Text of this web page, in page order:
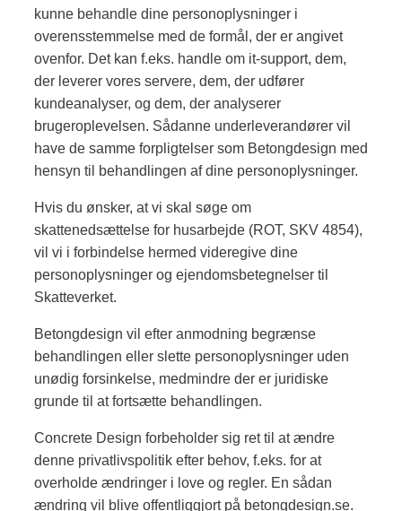
kunne behandle dine personoplysninger i
overensstemmelse med de formål, der er angivet
ovenfor. Det kan f.eks. handle om it-support, dem,
der leverer vores servere, dem, der udfører
kundeanalyser, og dem, der analyserer
brugeroplevelsen. Sådanne underleverandører vil
have de samme forpligtelser som Betongdesign med
hensyn til behandlingen af dine personoplysninger.
Hvis du ønsker, at vi skal søge om
skattenedsættelse for husarbejde (ROT, SKV 4854),
vil vi i forbindelse hermed videregive dine
personoplysninger og ejendomsbetegnelser til
Skatteverket.
Betongdesign vil efter anmodning begrænse
behandlingen eller slette personoplysninger uden
unødig forsinkelse, medmindre der er juridiske
grunde til at fortsætte behandlingen.
Concrete Design forbeholder sig ret til at ændre
denne privatlivspolitik efter behov, f.eks. for at
overholde ændringer i love og regler. En sådan
ændring vil blive offentliggjort på betongdesign.se.